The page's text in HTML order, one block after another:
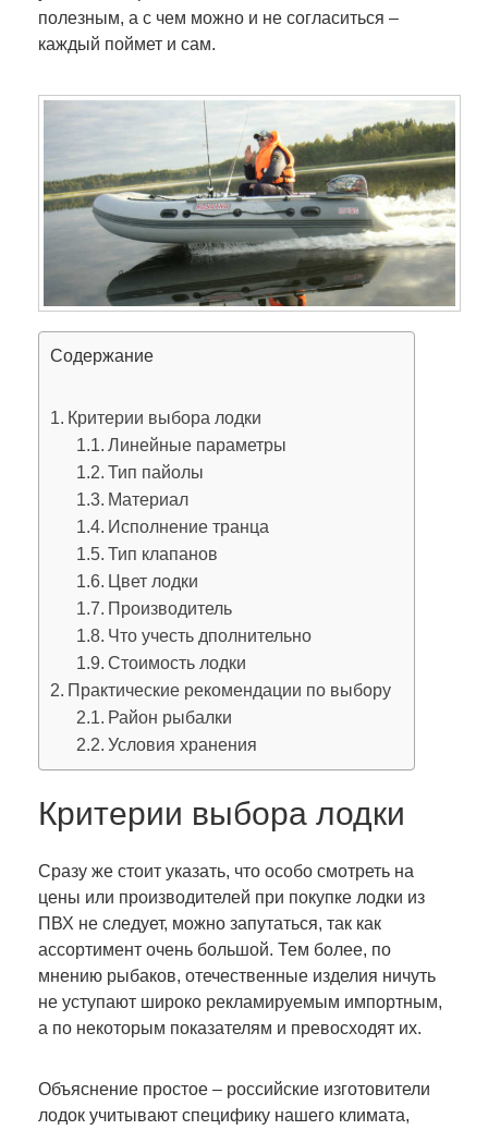
полезным, а с чем можно и не согласиться –
каждый поймет и сам.
Содержание
Критерии выбора лодки
Линейные параметры
Тип пайолы
Материал
Исполнение транца
Тип клапанов
Цвет лодки
Производитель
Что учесть дполнительно
Стоимость лодки
Практические рекомендации по выбору
Район рыбалки
Условия хранения
Критерии выбора лодки
Сразу же стоит указать, что особо смотреть на
цены или производителей при покупке лодки из
ПВХ не следует, можно запутаться, так как
ассортимент очень большой. Тем более, по
мнению рыбаков, отечественные изделия ничуть
не уступают широко рекламируемым импортным,
а по некоторым показателям и превосходят их.
Объяснение простое – российские изготовители
лодок учитывают специфику нашего климата,